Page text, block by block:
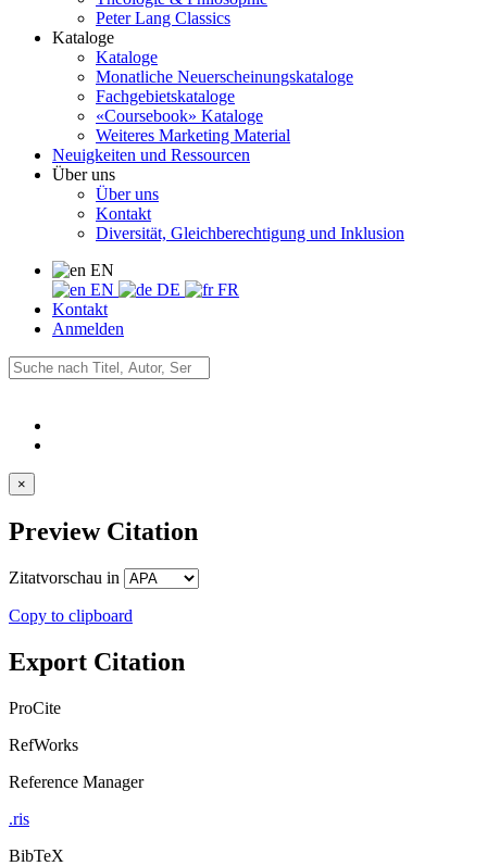
Peter Lang Classics
Kataloge
Kataloge
Monatliche Neuerscheinungskataloge
Fachgebietskataloge
«Coursebook» Kataloge
Weiteres Marketing Material
Neuigkeiten und Ressourcen
Über uns
Über uns
Kontakt
Diversität, Gleichberechtigung und Inklusion
EN
EN
DE
FR
Kontakt
Anmelden
×
Preview Citation
Zitatvorschau in
Copy to clipboard
Export Citation
ProCite
RefWorks
Reference Manager
.ris
BibTeX